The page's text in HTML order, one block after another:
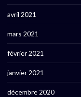
avril 2021
mars 2021
février 2021
janvier 2021
décembre 2020